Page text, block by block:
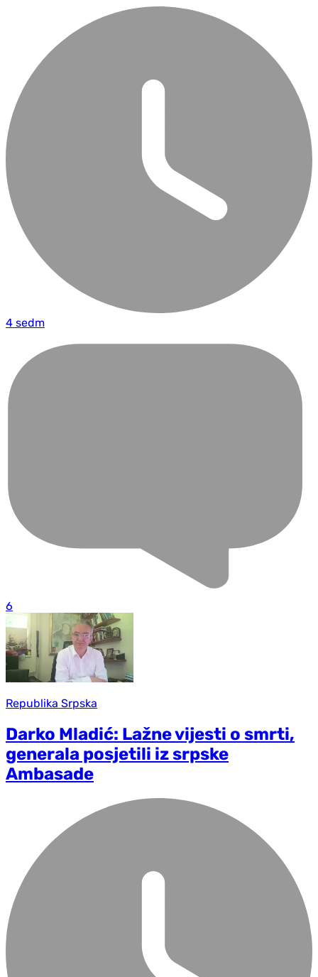
4 sedm
6
Republika Srpska
Darko Mladić: Lažne vijesti o smrti,
generala posjetili iz srpske
Ambasade